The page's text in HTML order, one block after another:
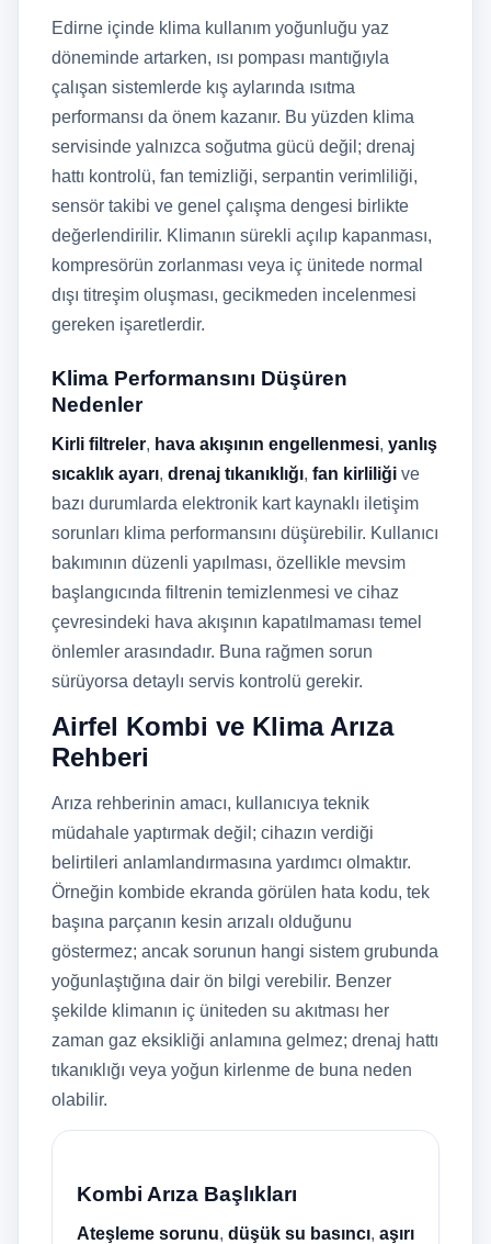
Edirne içinde klima kullanım yoğunluğu yaz
döneminde artarken, ısı pompası mantığıyla
çalışan sistemlerde kış aylarında ısıtma
performansı da önem kazanır. Bu yüzden klima
servisinde yalnızca soğutma gücü değil; drenaj
hattı kontrolü, fan temizliği, serpantin verimliliği,
sensör takibi ve genel çalışma dengesi birlikte
değerlendirilir. Klimanın sürekli açılıp kapanması,
kompresörün zorlanması veya iç ünitede normal
dışı titreşim oluşması, gecikmeden incelenmesi
gereken işaretlerdir.
Klima Performansını Düşüren
Nedenler
Kirli filtreler, hava akışının engellenmesi, yanlış
sıcaklık ayarı, drenaj tıkanıklığı, fan kirliliği ve
bazı durumlarda elektronik kart kaynaklı iletişim
sorunları klima performansını düşürebilir. Kullanıcı
bakımının düzenli yapılması, özellikle mevsim
başlangıcında filtrenin temizlenmesi ve cihaz
çevresindeki hava akışının kapatılmaması temel
önlemler arasındadır. Buna rağmen sorun
sürüyorsa detaylı servis kontrolü gerekir.
Airfel Kombi ve Klima Arıza
Rehberi
Arıza rehberinin amacı, kullanıcıya teknik
müdahale yaptırmak değil; cihazın verdiği
belirtileri anlamlandırmasına yardımcı olmaktır.
Örneğin kombide ekranda görülen hata kodu, tek
başına parçanın kesin arızalı olduğunu
göstermez; ancak sorunun hangi sistem grubunda
yoğunlaştığına dair ön bilgi verebilir. Benzer
şekilde klimanın iç üniteden su akıtması her
zaman gaz eksikliği anlamına gelmez; drenaj hattı
tıkanıklığı veya yoğun kirlenme de buna neden
olabilir.
Kombi Arıza Başlıkları
Ateşleme sorunu, düşük su basıncı, aşırı